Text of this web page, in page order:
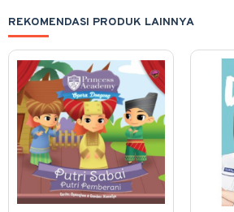
REKOMENDASI PRODUK LAINNYA